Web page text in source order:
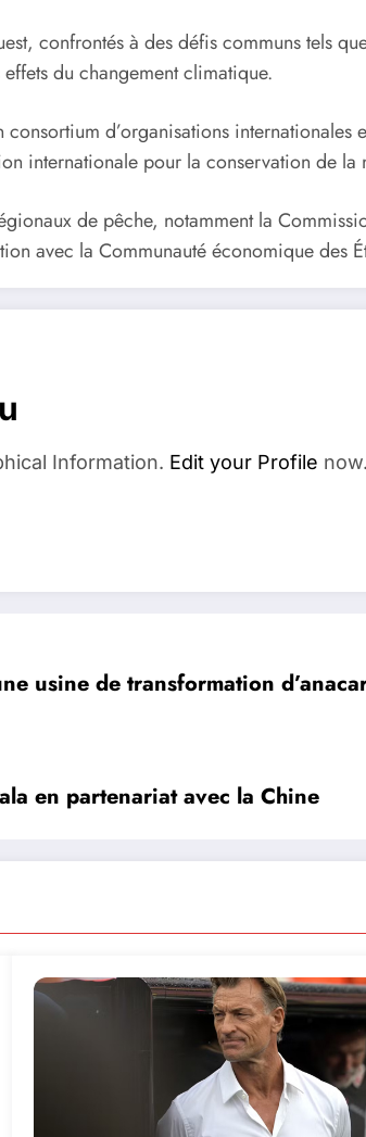
confrontés à des défis communs tels
du changement climatique.
d’organisations
internationale pour la conservation de
de pêche, notamment la
avec la Communauté économique des
Information. Edit your Profile now.
usine de transformation
en partenariat avec la Chine